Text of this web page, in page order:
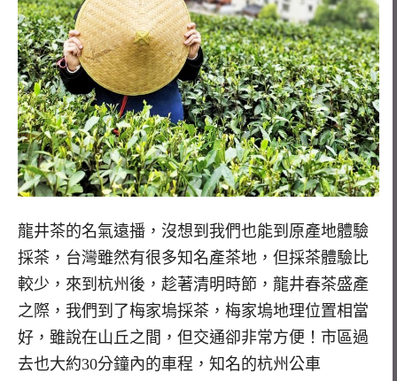
龍井茶的名氣遠播，沒想到我們也能到原產地體驗
採茶，台灣雖然有很多知名產茶地，但採茶體驗比
較少，來到杭州後，趁著清明時節，龍井春茶盛產
之際，我們到了梅家塢採茶，梅家塢地理位置相當
好，雖說在山丘之間，但交通卻非常方便！市區過
去也大約30分鐘內的車程，知名的杭州公車